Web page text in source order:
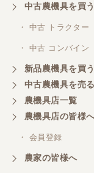
山梨県／井
このたび
山梨県／
商談成立の
山梨県／中
中古農機具を買う
・ 中古 トラクター
・ 中古 コンバイン
新品農機具を買う
中古農機具を売る
農機具店一覧
農機具店の皆様へ
・ 会員登録
農家の皆様へ